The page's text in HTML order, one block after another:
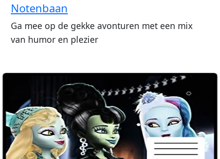
Notenbaan
Ga mee op de gekke avonturen met een mix
van humor en plezier